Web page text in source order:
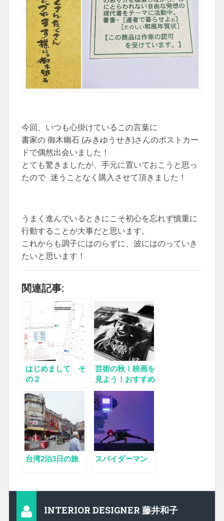
今回、いつも心掛けているこの言葉に
書家の 御木幽石 (みきゆうせき)さんのポストカー
ドで偶然出会いました！
とても驚きましたが、手元に置いておこうと思っ
たので 迷うことなく購入させて頂きました！
うまく進んでいるときにこそ初心を忘れず慎重に
行動することが大事だと思います。
これからも調子にはのらずに、波にはのっていき
たいと思います！
関連記事:
はじめまして そ
の２
芸術の秋！映画を
見よう！おすすめ
映画5選！！
台湾2泊3日の旅 スパイダーマン
INTERIOR DESIGNER 藤井和子